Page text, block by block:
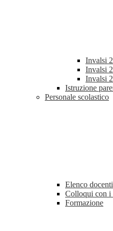
Invalsi
Invalsi
Invalsi
Istruzione
Personale scolastico
Elenco
Colloqui con i
Formazione